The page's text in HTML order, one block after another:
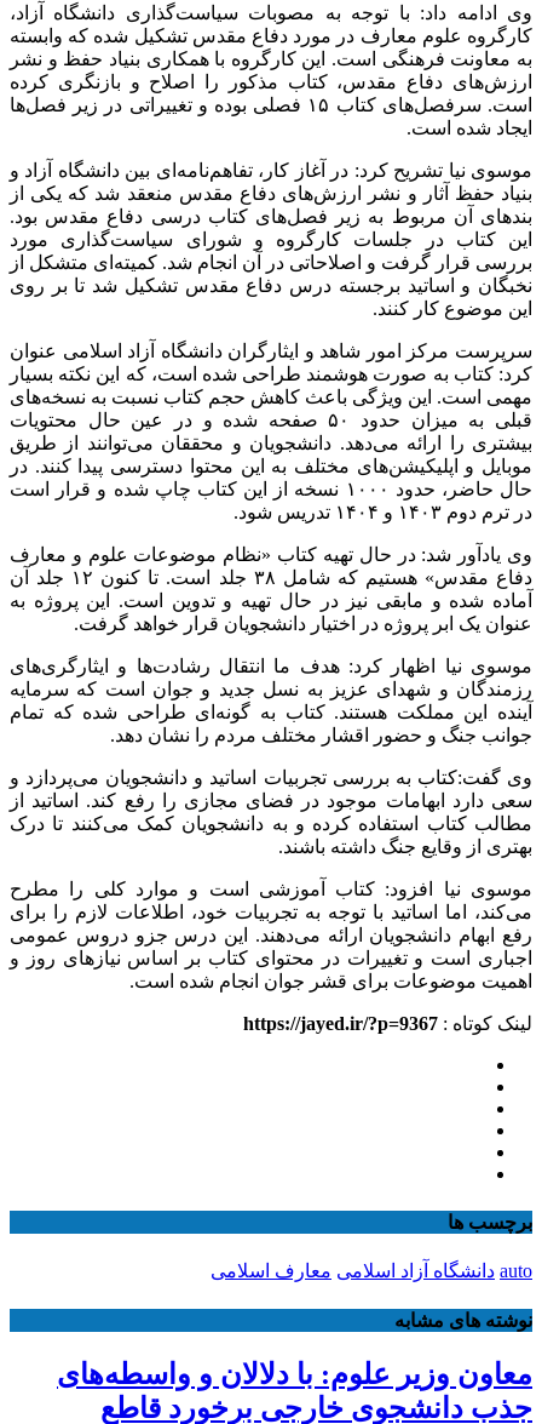
وی ادامه داد: با توجه به مصوبات سیاست‌گذاری دانشگاه آزاد،
کارگروه علوم معارف در مورد دفاع مقدس تشکیل شده که وابسته
به معاونت فرهنگی است. این کارگروه با همکاری بنیاد حفظ و نشر
ارزش‌های دفاع مقدس، کتاب مذکور را اصلاح و بازنگری کرده
است. سرفصل‌های کتاب ۱۵ فصلی بوده و تغییراتی در زیر فصل‌ها
ایجاد شده است.
موسوی نیا تشریح کرد: در آغاز کار، تفاهم‌نامه‌ای بین دانشگاه آزاد و
بنیاد حفظ آثار و نشر ارزش‌های دفاع مقدس منعقد شد که یکی از
بندهای آن مربوط به زیر فصل‌های کتاب درسی دفاع مقدس بود.
این کتاب در جلسات کارگروه و شورای سیاست‌گذاری مورد
بررسی قرار گرفت و اصلاحاتی در آن انجام شد. کمیته‌ای متشکل از
نخبگان و اساتید برجسته درس دفاع مقدس تشکیل شد تا بر روی
این موضوع کار کنند.
سرپرست مرکز امور شاهد و ایثارگران دانشگاه آزاد اسلامی عنوان
کرد: کتاب به صورت هوشمند طراحی شده است، که این نکته بسیار
مهمی است. این ویژگی باعث کاهش حجم کتاب نسبت به نسخه‌های
قبلی به میزان حدود ۵۰ صفحه شده و در عین حال محتویات
بیشتری را ارائه می‌دهد. دانشجویان و محققان می‌توانند از طریق
موبایل و اپلیکیشن‌های مختلف به این محتوا دسترسی پیدا کنند. در
حال حاضر، حدود ۱۰۰۰ نسخه از این کتاب چاپ شده و قرار است
در ترم دوم ۱۴۰۳ و ۱۴۰۴ تدریس شود.
وی یادآور شد: در حال تهیه کتاب «نظام موضوعات علوم و معارف
دفاع مقدس» هستیم که شامل ۳۸ جلد است. تا کنون ۱۲ جلد آن
آماده شده و مابقی نیز در حال تهیه و تدوین است. این پروژه به
عنوان یک ابر پروژه در اختیار دانشجویان قرار خواهد گرفت.
موسوی نیا اظهار کرد: هدف ما انتقال رشادت‌ها و ایثارگری‌های
رزمندگان و شهدای عزیز به نسل جدید و جوان است که سرمایه
آینده این مملکت هستند. کتاب به گونه‌ای طراحی شده که تمام
جوانب جنگ و حضور اقشار مختلف مردم را نشان دهد.
وی گفت:کتاب به بررسی تجربیات اساتید و دانشجویان می‌پردازد و
سعی دارد ابهامات موجود در فضای مجازی را رفع کند. اساتید از
مطالب کتاب استفاده کرده و به دانشجویان کمک می‌کنند تا درک
بهتری از وقایع جنگ داشته باشند.
موسوی نیا افزود: کتاب آموزشی است و موارد کلی را مطرح
می‌کند، اما اساتید با توجه به تجربیات خود، اطلاعات لازم را برای
رفع ابهام دانشجویان ارائه می‌دهند. این درس جزو دروس عمومی
اجباری است و تغییرات در محتوای کتاب بر اساس نیازهای روز و
اهمیت موضوعات برای قشر جوان انجام شده است.
لینک کوتاه : https://jayed.ir/?p=9367
برچسب ها
auto دانشگاه آزاد اسلامی معارف اسلامی
نوشته های مشابه
معاون وزیر علوم: با دلالان و واسطه‌های
جذب دانشجوی خارجی برخورد قاطع